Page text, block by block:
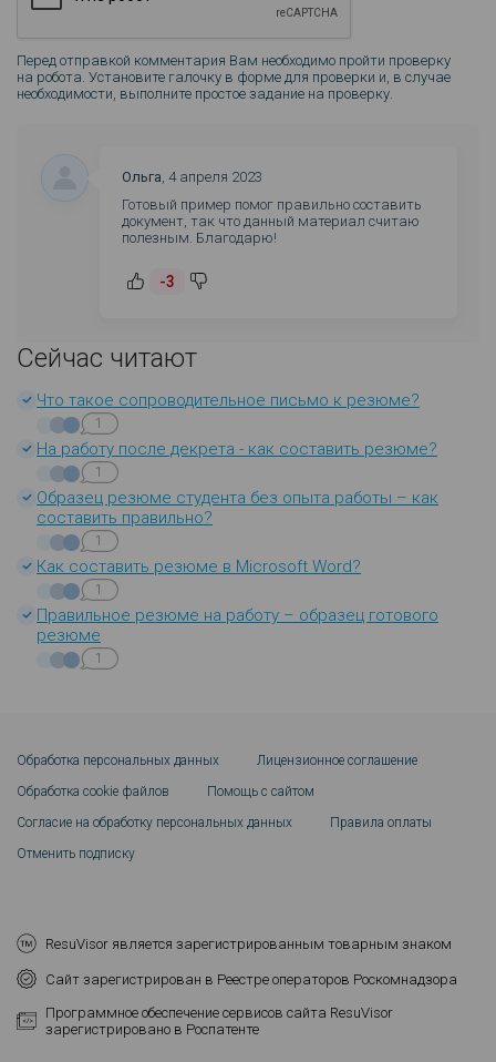
Перед отправкой комментария Вам необходимо пройти проверку
на робота. Установите галочку в форме для проверки и, в случае
необходимости, выполните простое задание на проверку.
Ольга, 4 апреля 2023
Готовый пример помог правильно составить
документ, так что данный материал считаю
полезным. Благодарю!
-3
Сейчас читают
Что такое сопроводительное письмо к резюме?
1
На работу после декрета - как составить резюме?
1
Образец резюме студента без опыта работы – как
составить правильно?
1
Как составить резюме в Microsoft Word?
1
Правильное резюме на работу – образец готового
резюме
1
Обработка персональных данных
Лицензионное соглашение
Обработка cookie файлов
Помощь с сайтом
Согласие на обработку персональных данных
Правила оплаты
Отменить подписку
ResuVisor является зарегистрированным товарным знаком
Сайт зарегистрирован в Реестре операторов Роскомнадзора
Программное обеспечение сервисов сайта ResuVisor
зарегистрировано в Роспатенте